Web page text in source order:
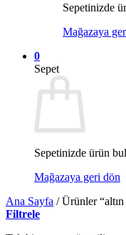
Sepetinizde
Mağazaya
0
Sepet
Sepetinizde ürün
Mağazaya geri dön
Ana Sayfa /Ürünler “altın
Filtrele